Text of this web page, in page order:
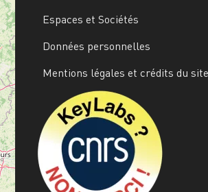
Espaces et Sociétés
Données personnelles
Mentions légales et crédits du site